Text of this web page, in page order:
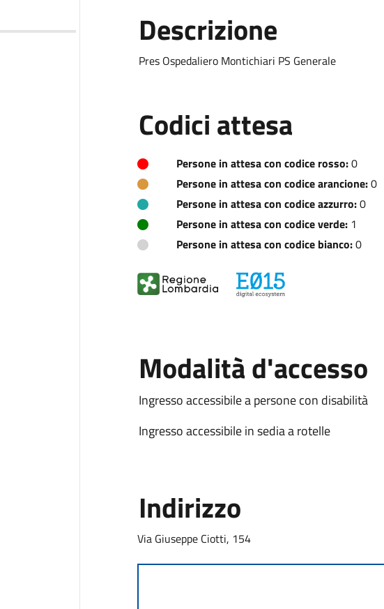
Descrizione
Pres Ospedaliero Montichiari PS Generale
Codici attesa
Persone in attesa con codice rosso:0
Persone in attesa con codice arancione:0
Persone in attesa con codice azzurro:0
Persone in attesa con codice verde:1
Persone in attesa con codice bianco:0
Modalità d'accesso
Ingresso accessibile a persone con disabilità
Ingresso accessibile in sedia a rotelle
Indirizzo
Via Giuseppe Ciotti, 154